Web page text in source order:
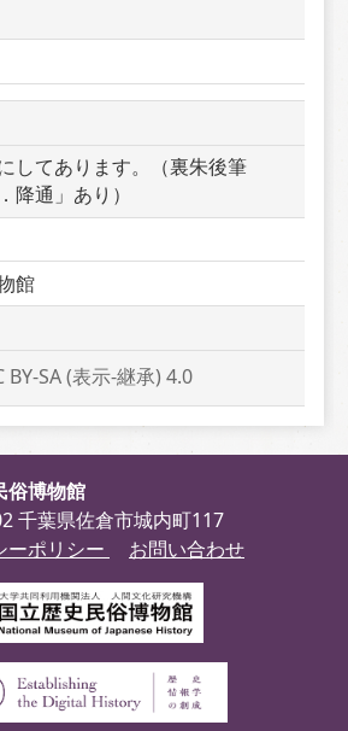
してあります。（裏朱後筆
降通」あり）
館
BY-SA (表示-継承) 4.0
俗博物館
千葉県佐倉市城内町117
ーポリシー
お問い合わせ